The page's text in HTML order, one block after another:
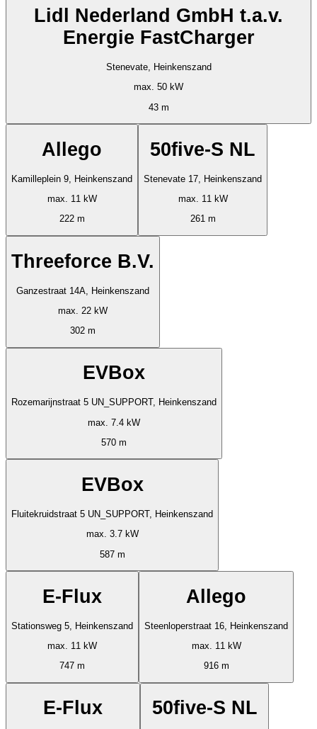
Lidl Nederland GmbH t.a.v.
Energie FastCharger
Stenevate, Heinkenszand
max. 50 kW
43 m
Allego
Kamilleplein 9, Heinkenszand
max. 11 kW
222 m
50five-S NL
Stenevate 17, Heinkenszand
max. 11 kW
261 m
Threeforce B.V.
Ganzestraat 14A, Heinkenszand
max. 22 kW
302 m
EVBox
Rozemarijnstraat 5 UN_SUPPORT, Heinkenszand
max. 7.4 kW
570 m
EVBox
Fluitekruidstraat 5 UN_SUPPORT, Heinkenszand
max. 3.7 kW
587 m
E-Flux
Stationsweg 5, Heinkenszand
max. 11 kW
747 m
Allego
Steenloperstraat 16, Heinkenszand
max. 11 kW
916 m
E-Flux 50five-S NL